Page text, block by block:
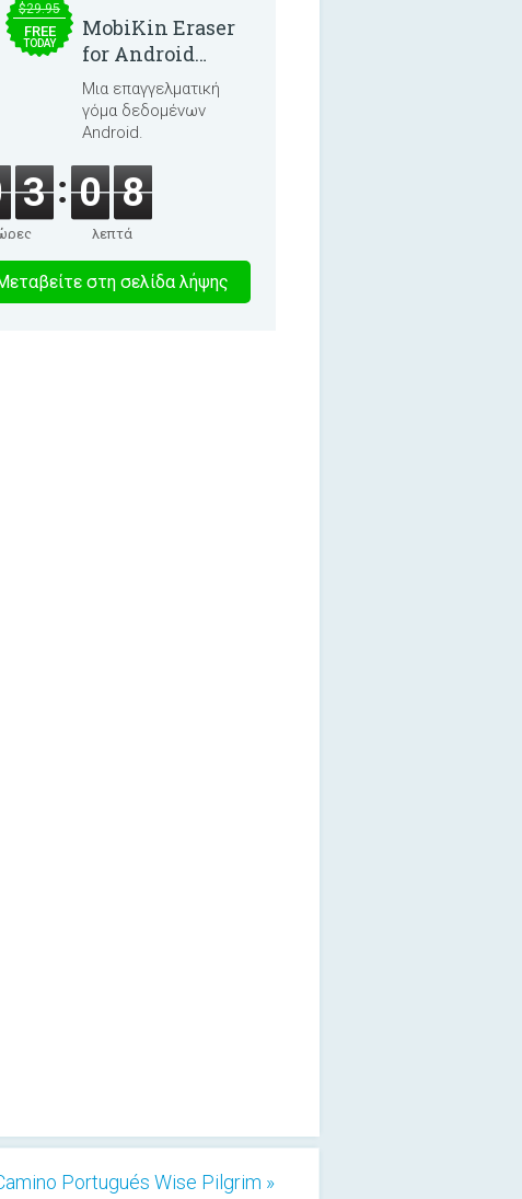
$29.95
FREE
TODAY
MobiKin Eraser
for Android
5.0.25
Μια επαγγελματική
γόμα δεδομένων
Android.
3 0 8
λεπτά
0 στη σελίδα λήψης
Portugués Wise Pilgrim »